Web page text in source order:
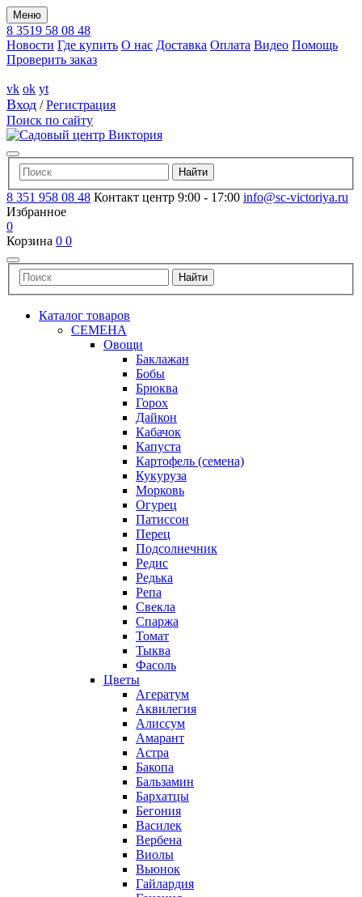
Меню
8 3519 58 08 48
Новости Где купить О нас Доставка Оплата Видео Помощь
Проверить заказ
vk ok yt
Вход /Регистрация
Поиск по сайту
8 351 958 08 48 Контакт центр 9:00 - 17:00 info@sc-victoriya.ru
Избранное
0
Корзина 0 0
Каталог товаров
СЕМЕНА
Овощи
Баклажан
Бобы
Брюква
Горох
Дайкон
Кабачок
Капуста
Картофель (семена)
Кукуруза
Морковь
Огурец
Патиссон
Перец
Подсолнечник
Редис
Редька
Репа
Свекла
Спаржа
Томат
Тыква
Фасоль
Цветы
Агератум
Аквилегия
Алиссум
Амарант
Астра
Бакопа
Бальзамин
Бархатцы
Бегония
Василек
Вербена
Виолы
Вьюнок
Гайлардия